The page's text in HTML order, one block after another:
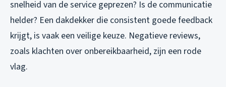
snelheid van de service geprezen? Is de communicatie
helder? Een dakdekker die consistent goede feedback
krijgt, is vaak een veilige keuze. Negatieve reviews,
zoals klachten over onbereikbaarheid, zijn een rode
vlag.